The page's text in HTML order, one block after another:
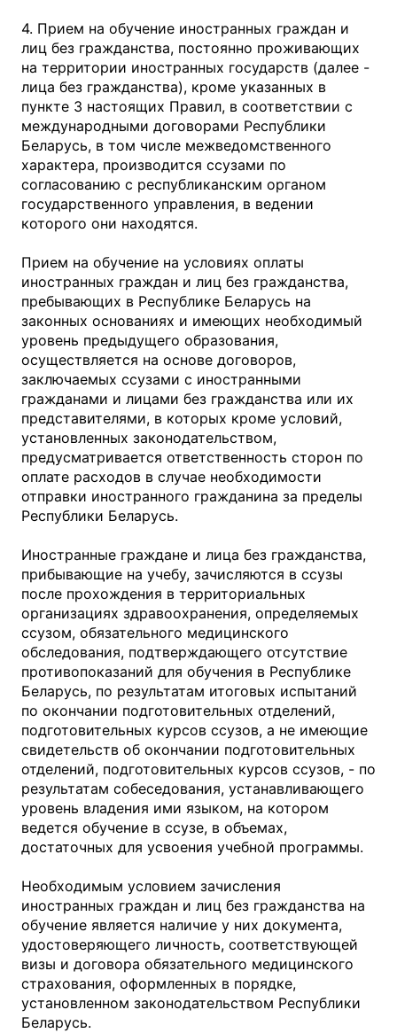
4. Прием на обучение иностранных граждан и
лиц без гражданства, постоянно проживающих
на территории иностранных государств (далее -
лица без гражданства), кроме указанных в
пункте 3 настоящих Правил, в соответствии с
международными договорами Республики
Беларусь, в том числе межведомственного
характера, производится ссузами по
согласованию с республиканским органом
государственного управления, в ведении
которого они находятся.
Прием на обучение на условиях оплаты
иностранных граждан и лиц без гражданства,
пребывающих в Республике Беларусь на
законных основаниях и имеющих необходимый
уровень предыдущего образования,
осуществляется на основе договоров,
заключаемых ссузами с иностранными
гражданами и лицами без гражданства или их
представителями, в которых кроме условий,
установленных законодательством,
предусматривается ответственность сторон по
оплате расходов в случае необходимости
отправки иностранного гражданина за пределы
Республики Беларусь.
Иностранные граждане и лица без гражданства,
прибывающие на учебу, зачисляются в ссузы
после прохождения в территориальных
организациях здравоохранения, определяемых
ссузом, обязательного медицинского
обследования, подтверждающего отсутствие
противопоказаний для обучения в Республике
Беларусь, по результатам итоговых испытаний
по окончании подготовительных отделений,
подготовительных курсов ссузов, а не имеющие
свидетельств об окончании подготовительных
отделений, подготовительных курсов ссузов, - по
результатам собеседования, устанавливающего
уровень владения ими языком, на котором
ведется обучение в ссузе, в объемах,
достаточных для усвоения учебной программы.
Необходимым условием зачисления
иностранных граждан и лиц без гражданства на
обучение является наличие у них документа,
удостоверяющего личность, соответствующей
визы и договора обязательного медицинского
страхования, оформленных в порядке,
установленном законодательством Республики
Беларусь.